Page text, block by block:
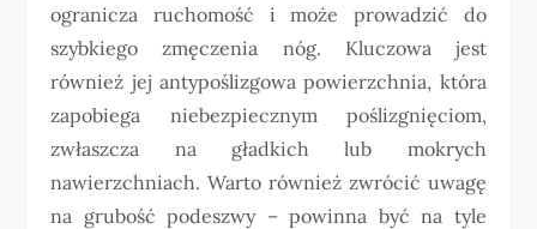
ogranicza ruchomość i może prowadzić do
szybkiego zmęczenia nóg. Kluczowa jest
również jej antypoślizgowa powierzchnia, która
zapobiega niebezpiecznym poślizgnięciom,
zwłaszcza na gładkich lub mokrych
nawierzchniach. Warto również zwrócić uwagę
na grubość podeszwy – powinna być na tyle